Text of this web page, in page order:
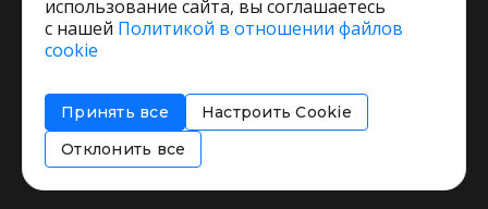
Пользовательское соглашение
Соглашение об информировании
Политика использования cookies
использование сайта, вы соглашаетесь
с нашей Политикой в отношении файлов
cookie
Принять все
Настроить Cookie
Отклонить все